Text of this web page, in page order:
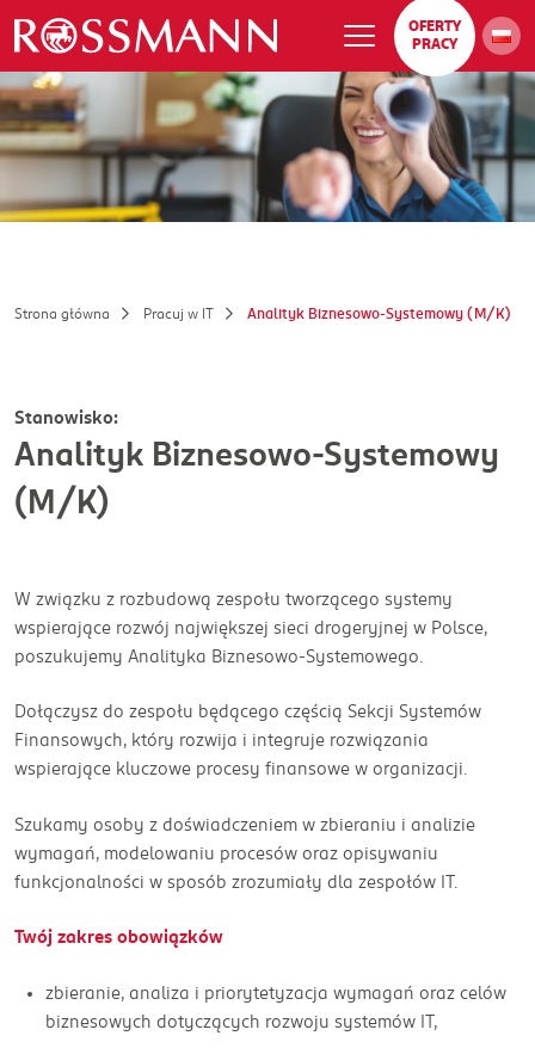
OFERTY
PRACY
Strona główna Pracuj w IT Analityk Biznesowo-Systemowy (M/K)
Stanowisko:
Analityk Biznesowo-Systemowy
(M/K)
W związku z rozbudową zespołu tworzącego systemy
wspierające rozwój największej sieci drogeryjnej w Polsce,
poszukujemy Analityka Biznesowo-Systemowego.
Dołączysz do zespołu będącego częścią Sekcji Systemów
Finansowych, który rozwija i integruje rozwiązania
wspierające kluczowe procesy finansowe w organizacji.
Szukamy osoby z doświadczeniem w zbieraniu i analizie
wymagań, modelowaniu procesów oraz opisywaniu
funkcjonalności w sposób zrozumiały dla zespołów IT.
Twój zakres obowiązków
zbieranie, analiza i priorytetyzacja wymagań oraz celów
biznesowych dotyczących rozwoju systemów IT,